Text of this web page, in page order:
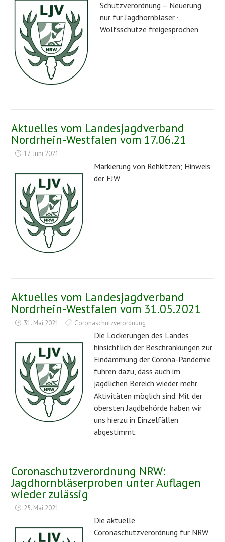
Schutzverordnung – Neuerung
nur für Jagdhornbläser ·
Wolfsschütze freigesprochen
Aktuelles vom Landesjagdverband
Nordrhein-Westfalen vom 17.06.21
17. Juni 2021
Markierung von Rehkitzen; Hinweis
der FJW
Aktuelles vom Landesjagdverband
Nordrhein-Westfalen vom 31.05.2021
31. Mai 2021 Coronaschutzverordnung
Die Lockerungen des Landes
hinsichtlich der Beschränkungen zur
Eindämmung der Corona-Pandemie
führen dazu, dass auch im
jagdlichen Bereich wieder mehr
Aktivitäten möglich sind. Mit der
obersten Jagdbehörde haben wir
uns hierzu in Einzelfällen
abgestimmt.
Coronaschutzverordnung NRW:
Jagdhornbläserproben unter Auflagen
wieder zulässig
25. Mai 2021
Die aktuelle
Coronaschutzverordnung für NRW